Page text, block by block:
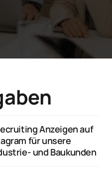
Anzeigen auf
für unsere
und Baukunden